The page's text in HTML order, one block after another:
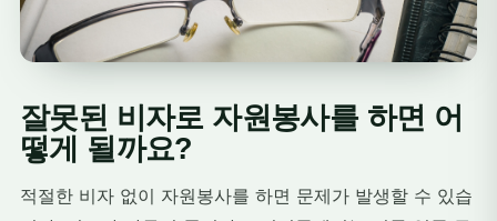
잘못된 비자로 자원봉사를 하면 어
떻게 될까요?
적절한 비자 없이 자원봉사를 하면 문제가 발생할 수 있습